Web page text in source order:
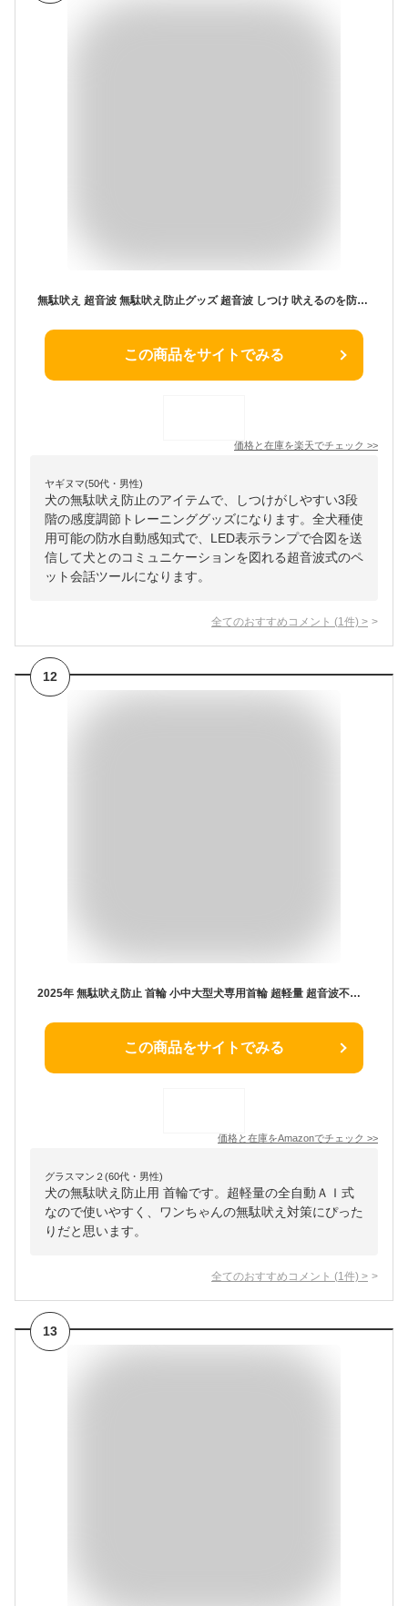
無駄吠え 超音波 無駄吠え防止グッズ 超音波 しつけ 吠えるのを防止 犬用 3段階の感度調節 LED 表示ランプ 全犬種使用可能トレーニング 防水 自動感知 防止機器 しつけ用品 日本語取扱説明書付き 電池付き 送料無料
この商品をサイトでみる
価格と在庫を楽天でチェック >>
ヤギヌマ(50代・男性)
犬の無駄吠え防止のアイテムで、しつけがしやすい3段
階の感度調節トレーニンググッズになります。全犬種使
用可能の防水自動感知式で、LED表示ランプで合図を送
信して犬とのコミュニケーションを図れる超音波式のペ
ット会話ツールになります。
全てのおすすめコメント (1 件) >
12
2025年 無駄吠え防止 首輪 小中大型犬専用首輪 超軽量 超音波不使用 全自動AI式首輪 無駄吠え防止器具 犬しつけ IP67防水 USB充電式 8段階の感度調整+4つのモードセンサー日本語取扱説明書
この商品をサイトでみる
価格と在庫をAmazonでチェック >>
グラスマン２(60代・男性)
犬の無駄吠え防止用 首輪です。超軽量の全自動ＡＩ式
なので使いやすく、ワンちゃんの無駄吠え対策にぴった
りだと思います。
全てのおすすめコメント (1 件) >
13